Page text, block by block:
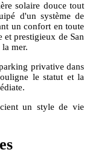
solaire douce tout
d'un système de
un confort en toute
et prestigieux de San
mer.
privative dans
le statut et la
un style de vie